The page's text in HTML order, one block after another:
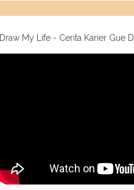
Draw My Life - Cerita Karier Gue